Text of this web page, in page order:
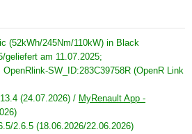
(erinnert uns an
Schwarz/Weiß/Schwarz
der Spaßfaktor ist echt
(52kWh/245Nm/110kW) in Black
geliefert am 11.07.2025;
SW_ID:283C39758R (OpenR Link
(24.07.2026) / MyRenault App -
/2.6.5 (18.06.2026/22.06.2026)